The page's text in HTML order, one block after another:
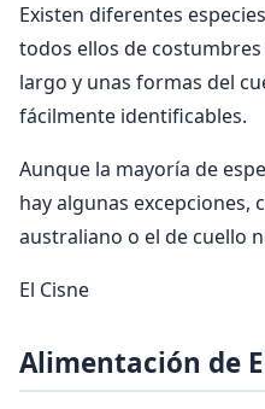
Existen diferentes
todos ellos de
largo y unas formas del
fácilmente identificables.
Aunque la mayoría de
hay algunas excepciones,
australiano o el de cuello
El Cisne
Alimentación de